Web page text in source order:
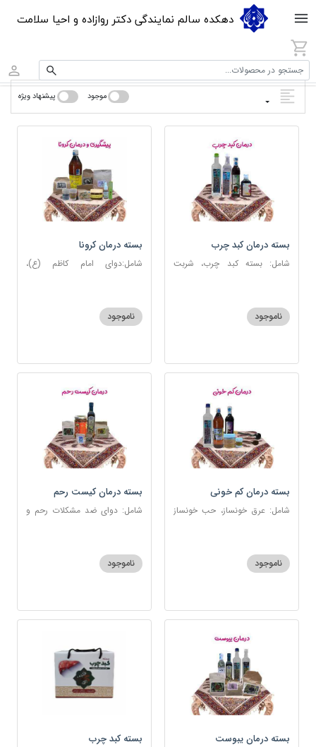
دهکده سالم نمایندگی دکتر روازاده و احیا سلامت
جستجو در محصولات...
موجود پیشنهاد ویژه
بسته درمان کبد چرب
شامل: بسته کبد چرب، شربت
ناموجود
بسته درمان کرونا
شامل:دوای امام کاظم (ع)،
شربت حیات، کندر
ناموجود
بسته درمان کم خونی
شامل: عرق خونساز، حب خونساز
ناموجود
بسته درمان کیست رحم
شامل: دوای ضد مشکلات رحم و
زیتون
ناموجود
بسته درمان یبوست بسته کبد چرب